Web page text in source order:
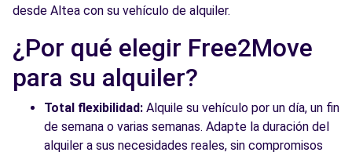
desde Altea con su vehículo de alquiler.
¿Por qué elegir Free2Move
para su alquiler?
Total flexibilidad: Alquile su vehículo por un día, un fin
de semana o varias semanas. Adapte la duración del
alquiler a sus necesidades reales, sin compromisos